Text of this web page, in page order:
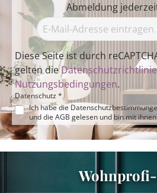
Abmeldung
Diese Seite ist durch
gelten dieDatenschutzrichtlinie
Nutzungsbedingungen.
Datenschutz *
Ich habe die
und die AGB gelesen und bin mit